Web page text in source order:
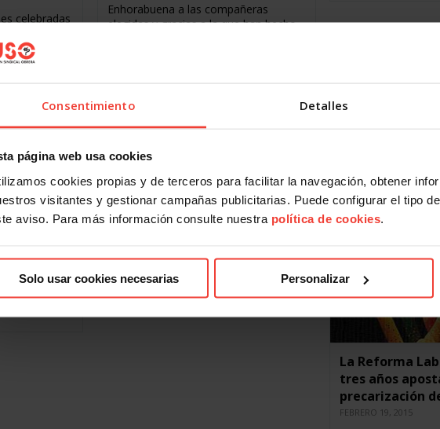
Consentimiento Detalles
página web usa cookies
cookies propias y de terceros para facilitar la navegación, obtener
visitantes y gestionar campañas publicitarias. Puede configurar el tipo
aviso. Para más información consulte nuestra política de cookies.
Solo usar cookies necesarias Personalizar
Enhorabuena a las compañeras
elegidas y gracias a la que han hecho
trabajadoras del sector de limpieza en
Leer más
celebradas
que se
ha
la
número de
la
de la
centros
Mancha.
y
a los
duda, para la
y consolidar
colectiva
La Reforma
tres años
precarización
FEBRERO 19, 2015